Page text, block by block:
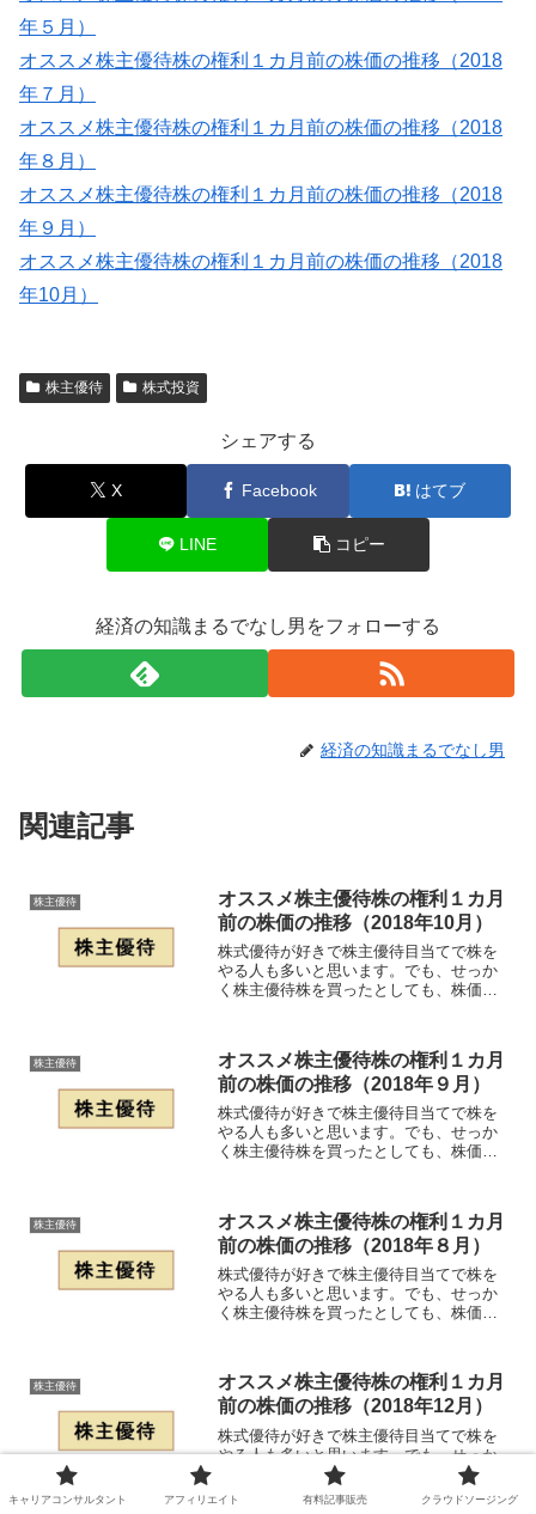
年５月）
オススメ株主優待株の権利１カ月前の株価の推移（2018
年７月）
オススメ株主優待株の権利１カ月前の株価の推移（2018
年８月）
オススメ株主優待株の権利１カ月前の株価の推移（2018
年９月）
オススメ株主優待株の権利１カ月前の株価の推移（2018
年10月）
株主優待 株式投資
シェアする
X Facebook はてブ
LINE コピー
経済の知識まるでなし男をフォローする
経済の知識まるでなし男
関連記事
株主優待
オススメ株主優待株の権利１カ月
前の株価の推移（2018年10月）
株式優待が好きで株主優待目当てで株を
やる人も多いと思います。でも、せっか
く株主優待株を買ったとしても、株価が
込み時である２０１８年１０月のオスス
メ株主優待株について、権...
株主優待
オススメ株主優待株の権利１カ月
前の株価の推移（2018年９月）
株式優待が好きで株主優待目当てで株を
やる人も多いと思います。でも、せっか
く株主優待株を買ったとしても、株価が
込み時である２０１８年９月のオススメ
株主優待株について、権利...
株主優待
オススメ株主優待株の権利１カ月
前の株価の推移（2018年８月）
株式優待が好きで株主優待目当てで株を
やる人も多いと思います。でも、せっか
く株主優待株を買ったとしても、株価が
込み時である２０１８年８月のオススメ
株主優待株について、権利...
株主優待
オススメ株主優待株の権利１カ月
前の株価の推移（2018年12月）
株式優待が好きで株主優待目当てで株を
やる人も多いと思います。でも、せっか
く株主優待株を買ったとしても、株価が
下がってしまうと残念な感じになってし
キャリアコンサルタント アフィリエイト 有料記事販売 クラウドソージング